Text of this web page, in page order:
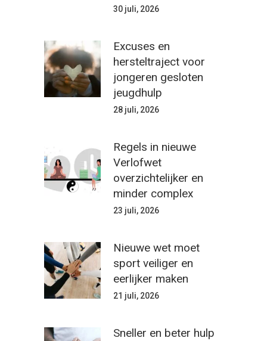
30 juli, 2026
Excuses en
hersteltraject voor
jongeren gesloten
jeugdhulp
28 juli, 2026
Regels in nieuwe
Verlofwet
overzichtelijker en
minder complex
23 juli, 2026
Nieuwe wet moet
sport veiliger en
eerlijker maken
21 juli, 2026
Sneller en beter hulp